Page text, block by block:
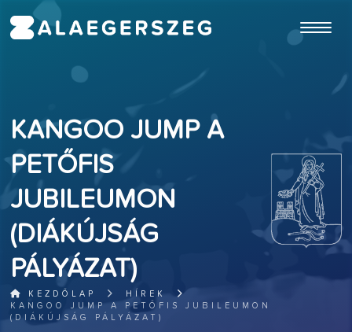
KANGOO JUMP A
PETŐFIS
JUBILEUMON
(DIÁKÚJSÁG
PÁLYÁZAT)
KEZDŐLAP
HÍREK
KANGOO JUMP A PETŐFIS JUBILEUMON
(DIÁKÚJSÁG PÁLYÁZAT)